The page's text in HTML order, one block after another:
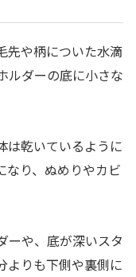
先や柄についた水滴
ルダーの底に小さな
は乾いているように
なり、ぬめりやカビ
ーや、底が深いスタ
よりも下側や裏側に